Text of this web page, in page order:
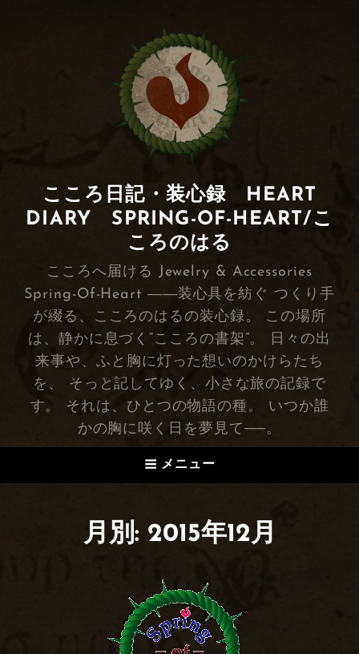
こころ日記・装心録 HEART
DIARY SPRING-OF-HEART/こ
ころのはる
こころへ届ける Jewelry & Accessories
Spring-Of-Heart ――装心具を紡ぐ つくり手
が綴る、こころのはるの装心録。 この場所
は、静かに息づく“こころの書架”。 日々の出
来事や、ふと胸に灯った想いのかけらたち
を、 そっと記してゆく、小さな旅の記録で
す。 それは、ひとつの物語の種。 いつか誰
かの胸に咲く日を夢見て──。
メニュー
月別: 2015年12月